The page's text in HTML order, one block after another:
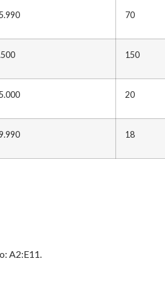
70
150
20
18
A2:E11.